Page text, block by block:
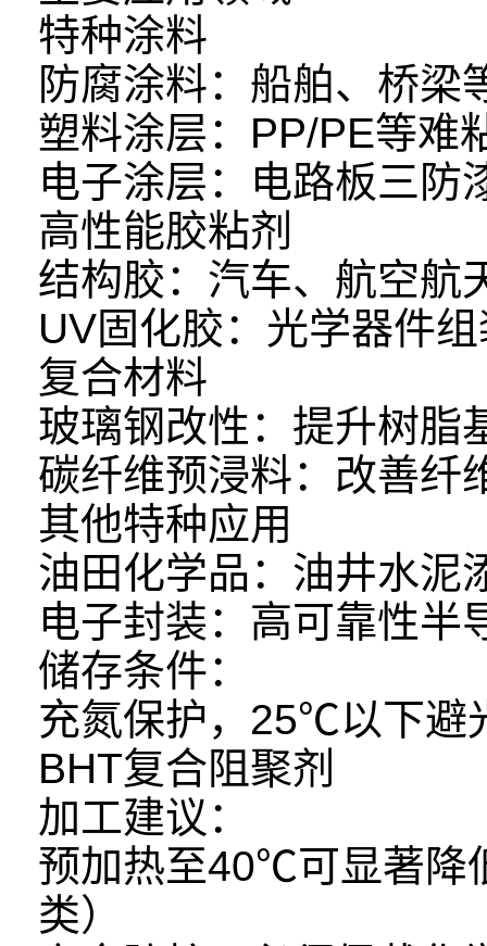
特种涂料
防腐涂料：船舶、桥梁
塑料涂层：PP/PE等难
电子涂层：电路板三防
高性能胶粘剂
结构胶：汽车、航空航
UV固化胶：光学器件
复合材料
玻璃钢改性：提升树脂
碳纤维预浸料：改善纤
其他特种应用
油田化学品：油井水泥
电子封装：高可靠性半
储存条件：
充氮保护，25℃以下避
BHT复合阻聚剂
加工建议：
预加热至40℃可显著降
类）